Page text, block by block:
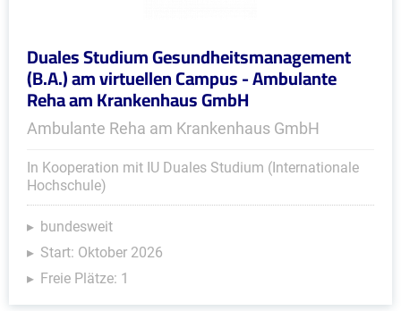
Duales Studium Gesundheitsmanagement
(B.A.) am virtuellen Campus - Ambulante
Reha am Krankenhaus GmbH
Ambulante Reha am Krankenhaus GmbH
In Kooperation mit IU Duales Studium (Internationale
Hochschule)
bundesweit
Start: Oktober 2026
Freie Plätze: 1